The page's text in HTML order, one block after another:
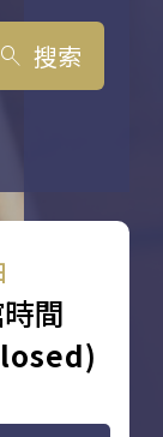
search 搜索
間